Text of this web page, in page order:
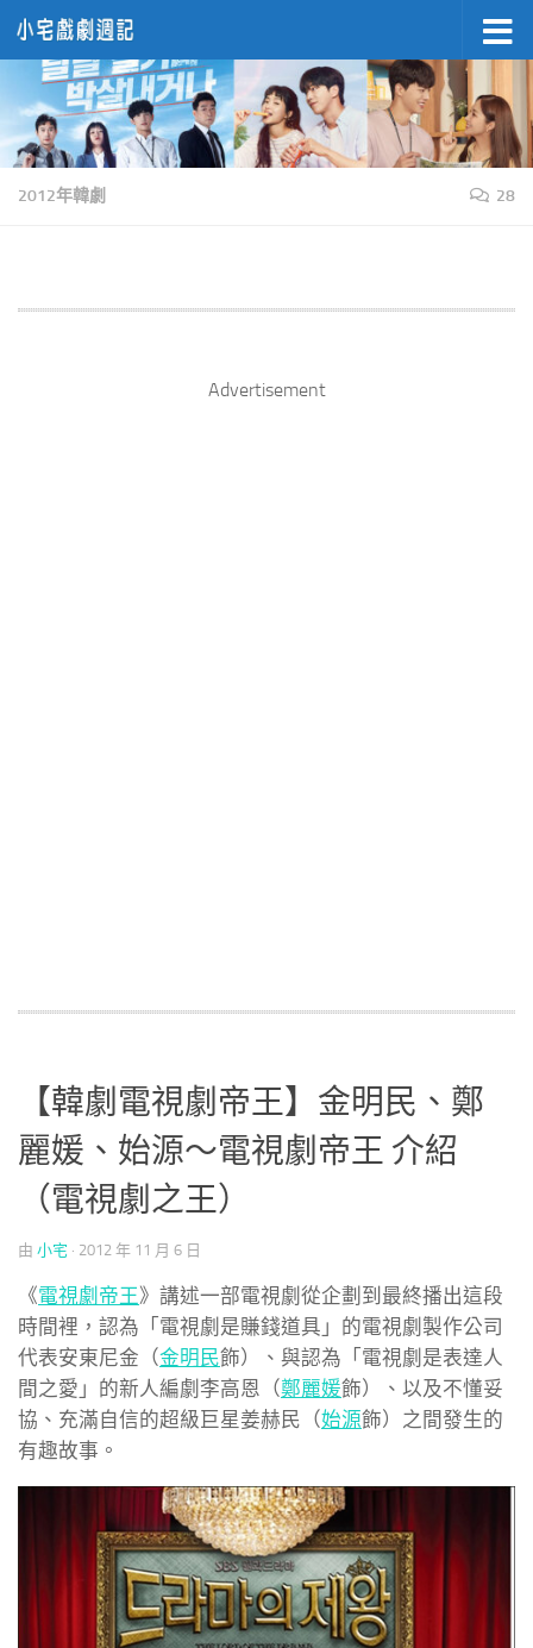
Skip to content
2012年韓劇 28
Advertisement
【韓劇電視劇帝王】金明民、鄭
麗媛、始源～電視劇帝王 介紹
（電視劇之王）
由 小宅 · 2012 年 11 月 6 日
《電視劇帝王》講述一部電視劇從企劃到最終播出這段
時間裡，認為「電視劇是賺錢道具」的電視劇製作公司
代表安東尼金（金明民飾）、與認為「電視劇是表達人
間之愛」的新人編劇李高恩（鄭麗媛飾）、以及不懂妥
協、充滿自信的超級巨星姜赫民（始源飾）之間發生的
有趣故事。